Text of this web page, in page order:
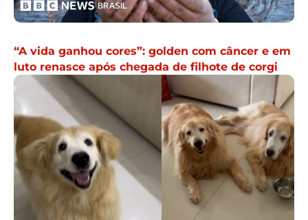
“A vida ganhou cores”: golden com câncer e em
luto renasce após chegada de filhote de corgi